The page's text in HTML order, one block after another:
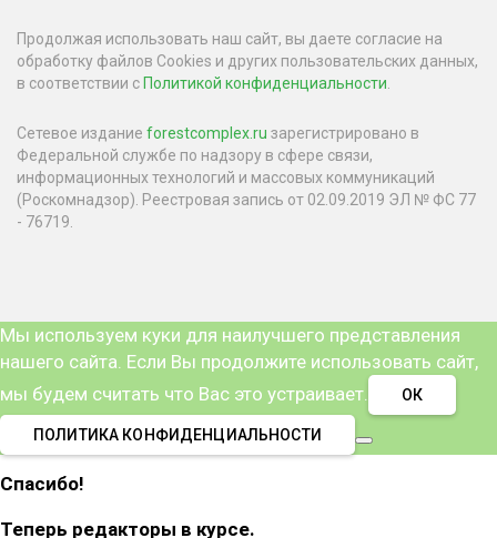
Продолжая использовать наш сайт, вы даете согласие на
обработку файлов Cookies и других пользовательских данных,
в соответствии с Политикой конфиденциальности
Сетевое издание forestcomplex.ru зарегистрировано в
Федеральной службе по надзору в сфере связи,
информационных технологий и массовых коммуникаций
(Роскомнадзор). Реестровая запись от 02.09.2019 ЭЛ № ФС 77
- 76719.
Мы используем куки для наилучшего представления
нашего сайта. Если Вы продолжите использовать сайт,
мы будем считать что Вас это устраивает.
ОК
ПОЛИТИКА КОНФИДЕНЦИАЛЬНОСТИ
Спасибо!
Теперь редакторы в курсе.